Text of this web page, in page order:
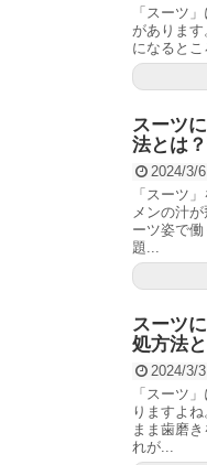
「スーツ
がありま
になると
スーツ
法とは
2024/3/6
「スーツ
メンの汁
ーツ姿で
題...
スーツ
処方法
2024/3/3
「スーツ
りますよ
まま歯磨
れが...